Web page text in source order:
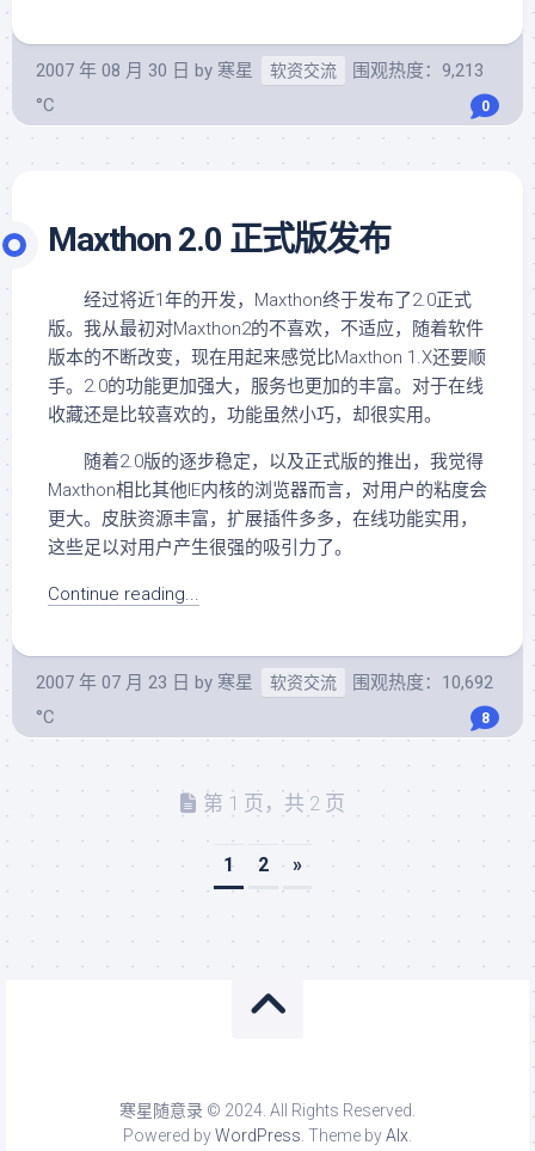
2007 年 08 月 30 日 by 寒星 软资交流
围观热度：9,213
°C
0
Maxthon 2.0 正式版发布
经过将近1年的开发，Maxthon终于发布了2.0正式
版。我从最初对Maxthon2的不喜欢，不适应，随着软件
版本的不断改变，现在用起来感觉比Maxthon 1.X还要顺
手。2.0的功能更加强大，服务也更加的丰富。对于在线
收藏还是比较喜欢的，功能虽然小巧，却很实用。
随着2.0版的逐步稳定，以及正式版的推出，我觉得
Maxthon相比其他IE内核的浏览器而言，对用户的粘度会
更大。皮肤资源丰富，扩展插件多多，在线功能实用，
这些足以对用户产生很强的吸引力了。
Continue reading...
2007 年 07 月 23 日 by 寒星 软资交流
围观热度：10,692
°C
8
第 1 页，共 2 页
1 2 »
寒星随意录 © 2024. All Rights Reserved.
Powered byWordPress . Theme byAlx